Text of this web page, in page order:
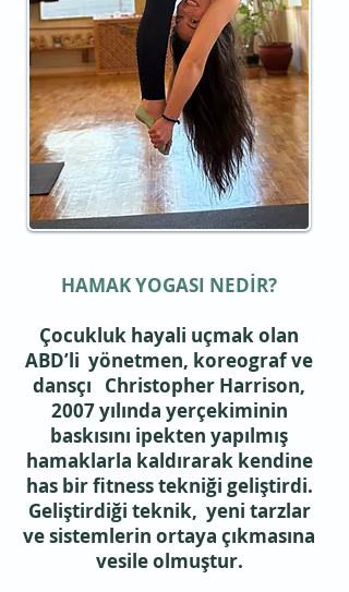
HAMAK YOGASI NEDİR?
Çocukluk hayali uçmak olan
ABD’li yönetmen, koreograf ve
dansçı Christopher Harrison,
2007 yılında yerçekiminin
baskısını ipekten yapılmış
hamaklarla kaldırarak kendine
has bir fitness tekniği geliştirdi.
Geliştirdiği teknik, yeni tarzlar
ve sistemlerin ortaya çıkmasına
vesile olmuştur.